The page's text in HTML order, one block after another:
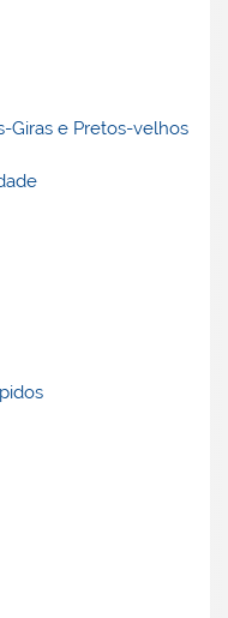
Giras e Pretos-velhos